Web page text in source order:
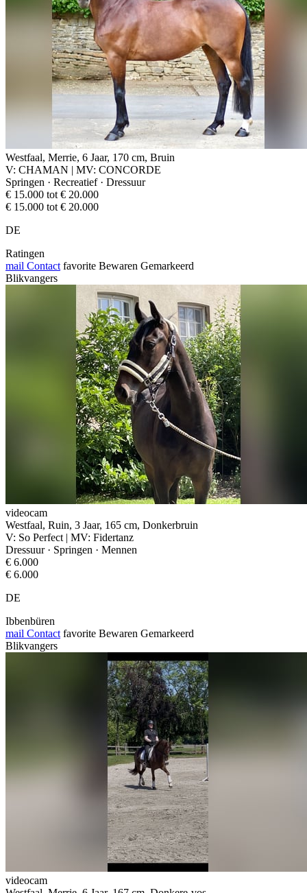
Westfaal, Merrie, 6 Jaar, 170 cm, Bruin
V: CHAMAN | MV: CONCORDE
Springen · Recreatief · Dressuur
€ 15.000 tot € 20.000
€ 15.000 tot € 20.000
DE
Ratingen
mail Contact favorite Bewaren Gemarkeerd
Blikvangers
videocam
Westfaal, Ruin, 3 Jaar, 165 cm, Donkerbruin
V: So Perfect | MV: Fidertanz
Dressuur · Springen · Mennen
€ 6.000
€ 6.000
DE
Ibbenbüren
mail Contact favorite Bewaren Gemarkeerd
Blikvangers
videocam